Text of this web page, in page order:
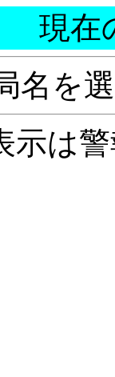
現在
名を
示は